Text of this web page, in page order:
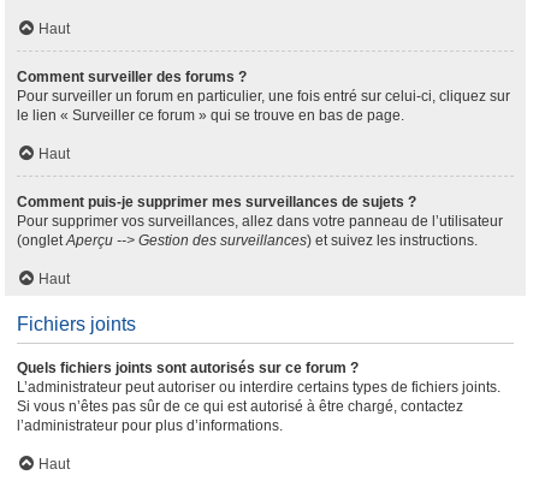
Haut
Comment surveiller des forums ?
Pour surveiller un forum en particulier, une fois entré sur celui-ci, cliquez sur
le lien « Surveiller ce forum » qui se trouve en bas de page.
Haut
Comment puis-je supprimer mes surveillances de sujets ?
Pour supprimer vos surveillances, allez dans votre panneau de l’utilisateur
(ongletAperçu --> Gestion des surveillances) et suivez les instructions.
Haut
Fichiers joints
Quels fichiers joints sont autorisés sur ce forum ?
L’administrateur peut autoriser ou interdire certains types de fichiers joints.
Si vous n’êtes pas sûr de ce qui est autorisé à être chargé, contactez
l’administrateur pour plus d’informations.
Haut